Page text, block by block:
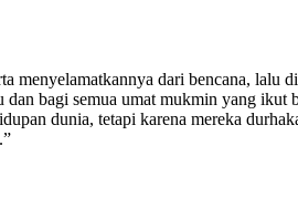
dari bencana, lalu
bagi semua umat mukmin yang ikut
dunia, tetapi karena mereka